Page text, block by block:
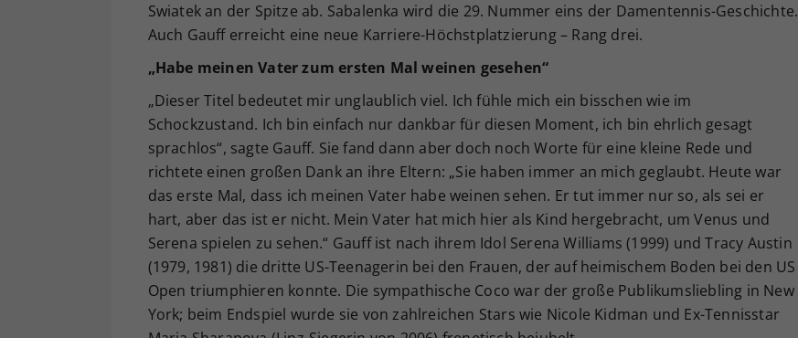
Swiatek an der Spitze ab. Sabalenka wird die 29. Nummer eins der Damentennis-Geschichte.
Auch Gauff erreicht eine neue Karriere-Höchstplatzierung – Rang drei.
„Habe meinen Vater zum ersten Mal weinen gesehen“
„Dieser Titel bedeutet mir unglaublich viel. Ich fühle mich ein bisschen wie im
Schockzustand. Ich bin einfach nur dankbar für diesen Moment, ich bin ehrlich gesagt
sprachlos“, sagte Gauff. Sie fand dann aber doch noch Worte für eine kleine Rede und
richtete einen großen Dank an ihre Eltern: „Sie haben immer an mich geglaubt. Heute war
das erste Mal, dass ich meinen Vater habe weinen sehen. Er tut immer nur so, als sei er
hart, aber das ist er nicht. Mein Vater hat mich hier als Kind hergebracht, um Venus und
Serena spielen zu sehen.“ Gauff ist nach ihrem Idol Serena Williams (1999) und Tracy Austin
(1979, 1981) die dritte US-Teenagerin bei den Frauen, der auf heimischem Boden bei den US
Open triumphieren konnte. Die sympathische Coco war der große Publikumsliebling in New
York; beim Endspiel wurde sie von zahlreichen Stars wie Nicole Kidman und Ex-Tennisstar